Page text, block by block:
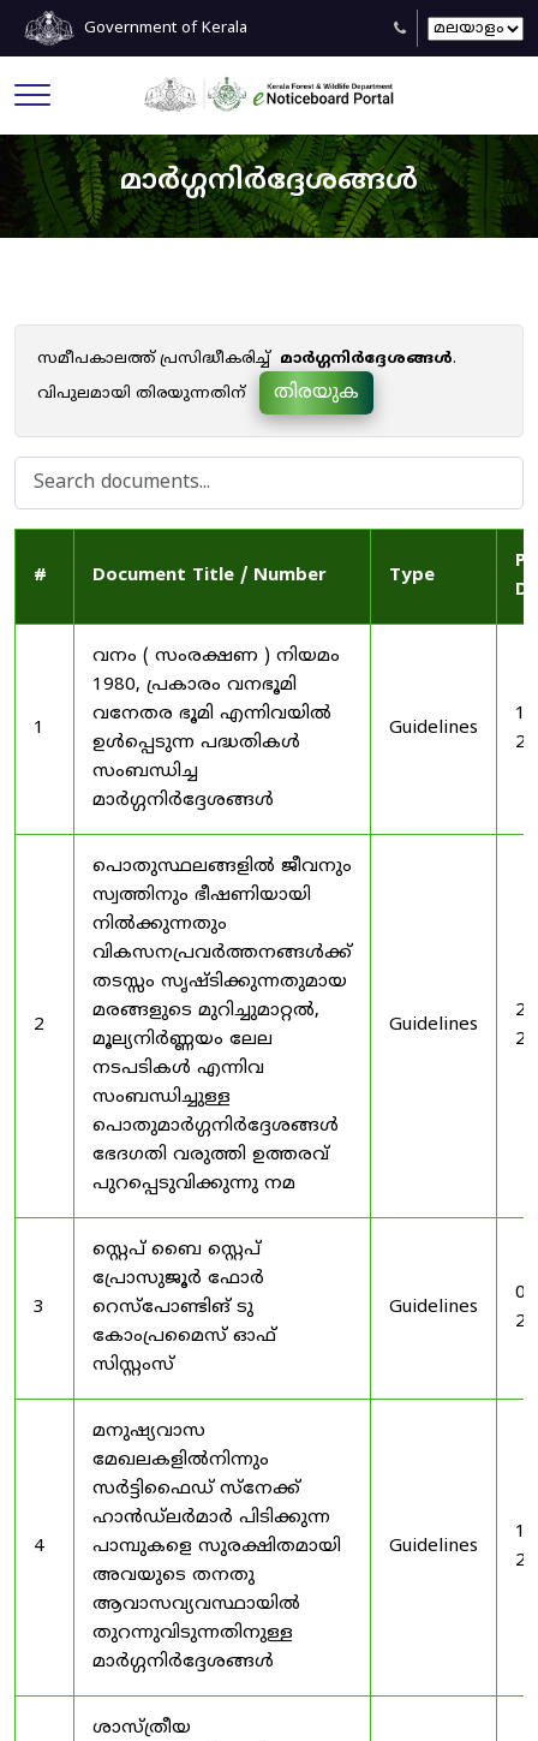
Government of Kerala
മാർഗ്ഗനിർദ്ദേശങ്ങൾ
സമീപകാലത്ത് പ്രസിദ്ധീകരിച്ച് മാർഗ്ഗനിർദ്ദേശങ്ങൾ.
വിപുലമായി തിരയുന്നതിന്
തിരയുക
# Document Title / Number Type
1
വനം ( സംരക്ഷണ ) നിയമം
1980, പ്രകാരം വനഭൂമി
വനേതര ഭൂമി എന്നിവയിൽ
ഉൾപ്പെടുന്ന പദ്ധതികൾ
സംബന്ധിച്ച
മാർഗ്ഗനിർദ്ദേശങ്ങൾ
Guidelines
2
പൊതുസ്ഥലങ്ങളിൽ ജീവനും
സ്വത്തിനും ഭീഷണിയായി
നിൽക്കുന്നതും
വികസനപ്രവർത്തനങ്ങൾക്ക്
തടസ്സം സൃഷ്ടിക്കുന്നതുമായ
മരങ്ങളുടെ മുറിച്ചുമാറ്റൽ,
മൂല്യനിർണ്ണയം ലേല
നടപടികൾ എന്നിവ
സംബന്ധിച്ചുള്ള
പൊതുമാർഗ്ഗനിർദ്ദേശങ്ങൾ
ഭേദഗതി വരുത്തി ഉത്തരവ്
പുറപ്പെടുവിക്കുന്നു നമ
Guidelines
3
സ്റ്റെപ് ബൈ സ്റ്റെപ്
പ്രോസുജൂർ ഫോർ
റെസ്‌പോണ്ടിങ് ടു
കോംപ്രമൈസ് ഓഫ്
സിസ്റ്റംസ്
Guidelines
4
മനുഷ്യവാസ
മേഖലകളിൽനിന്നും
സർട്ടിഫൈഡ് സ്നേക്ക്
ഹാൻഡ്‌ലർമാർ പിടിക്കുന്ന
പാമ്പുകളെ സുരക്ഷിതമായി
അവയുടെ തനതു
ആവാസവ്യവസ്ഥായിൽ
തുറന്നുവിടുന്നതിനുള്ള
മാർഗ്ഗനിർദ്ദേശങ്ങൾ
Guidelines
ശാസ്ത്രീയ